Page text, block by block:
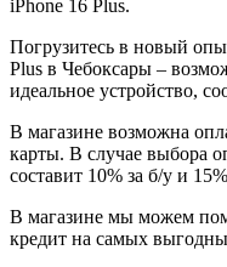
iPhone 16 Plus.
Погрузитесь в новый
Plus в Чебоксары –
идеальное устройство,
В магазине возможна
карты. В случае выбора
составит 10% за б/у и
В магазине мы можем
кредит на самых